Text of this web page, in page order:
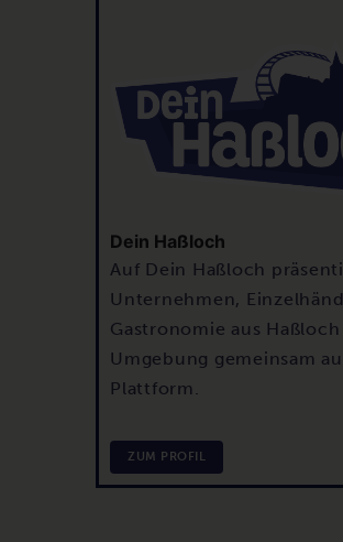
Dein Haßloch
Auf Dein Haßloch
Unternehmen,
Gastronomie aus
Umgebung gemeinsam
Plattform.
ZUM PROFIL